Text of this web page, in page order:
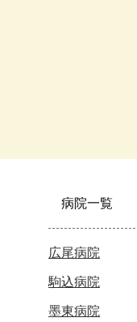
病院一覧
広尾病院
駒込病院
墨東病院